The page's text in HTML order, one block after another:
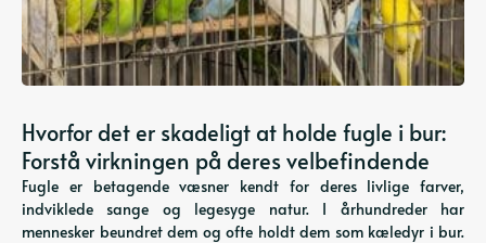
Hvorfor det er skadeligt at holde fugle i bur:
Forstå virkningen på deres velbefindende
Fugle er betagende væsner kendt for deres livlige farver,
indviklede sange og legesyge natur. I århundreder har
mennesker beundret dem og ofte holdt dem som kæledyr i bur.